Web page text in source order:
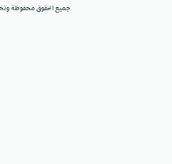
جميع الحقوق محفوظة